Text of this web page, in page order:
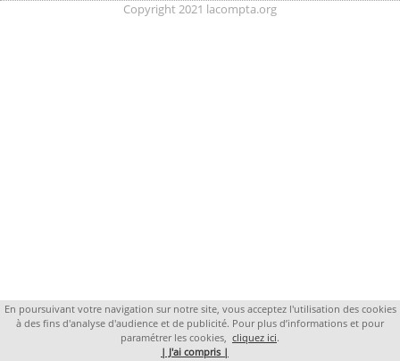
Copyright 2021 lacompta.org
En poursuivant votre navigation sur notre site, vous acceptez l'utilisation des cookies
à des fins d'analyse d'audience et de publicité. Pour plus d’informations et pour
paramétrer les cookies, cliquez ici.
| J'ai compris |